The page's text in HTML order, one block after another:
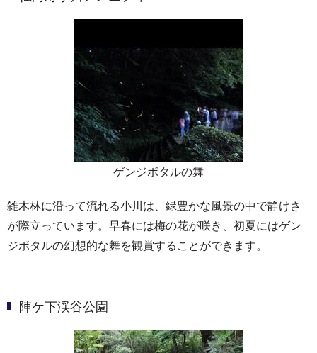
ゲンジボタルの舞
雑木林に沿って流れる小川は、緑豊かな風景の中で静けさ
が際立っています。早春には梅の花が咲き、初夏にはゲン
ジボタルの幻想的な舞を観賞することができます。
陣ケ下渓谷公園